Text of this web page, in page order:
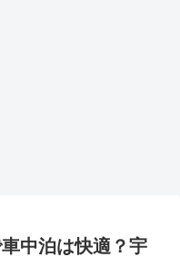
中泊は快適？宇